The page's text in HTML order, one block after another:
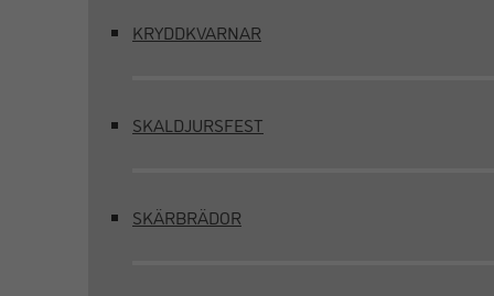
KRYDDKVARNAR
SKALDJURSFEST
SKÄRBRÄDOR